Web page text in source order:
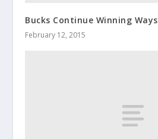
Bucks Continue Winning Ways
February 12, 2015